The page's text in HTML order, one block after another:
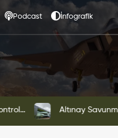
Podcast İnfografik
Altınay Savunma Grubu Yeni